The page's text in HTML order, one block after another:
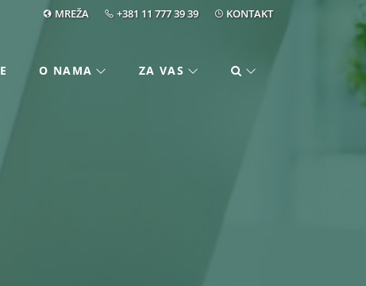
MREŽA +381 11 777 39 39 KONTAKT
O NAMA ZA VAS